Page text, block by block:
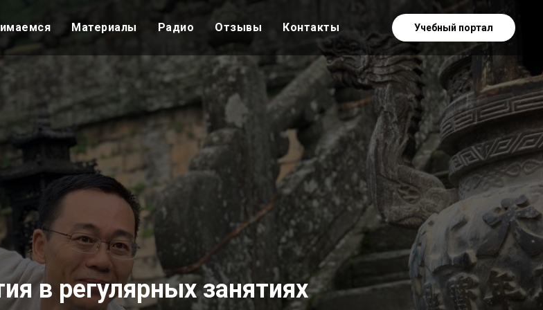
Материалы Радио Отзывы Контакты Учебный портал
в регулярных занятиях